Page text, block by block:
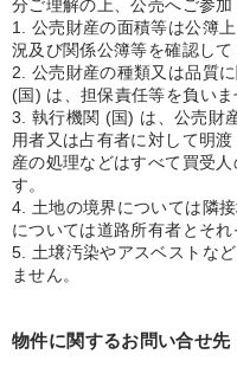
分ご理解の上、公売へご参加
1. 公売財産の面積等は公簿
況及び関係公簿等を確認して
2. 公売財産の種類又は品質
(国) は、担保責任等を負いま
3. 執行機関 (国) は、公売財
用者又は占有者に対して明
産の処理などはすべて買受
す。
4. 土地の境界については隣
については道路所有者とそれ
5. 土壌汚染やアスベストな
ません。
物件に関するお問い合せ先